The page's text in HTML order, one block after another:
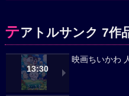
テアトルサンク 7作
13:30
映画ちいかわ